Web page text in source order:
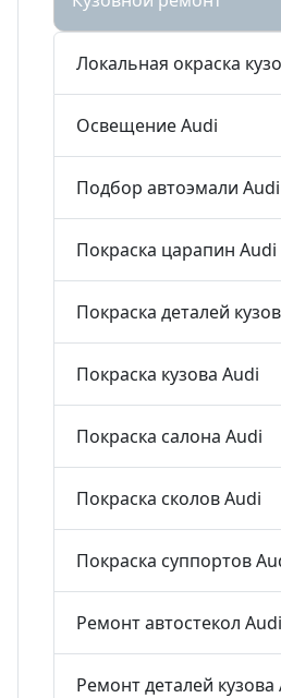
Локальная окраска
Освещение Audi
Подбор автоэмали Audi
Покраска царапин Audi
Покраска деталей
Покраска кузова Audi
Покраска салона Audi
Покраска сколов Audi
Покраска суппортов
Ремонт автостекол Audi
Ремонт деталей кузова